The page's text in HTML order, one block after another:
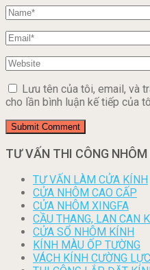
Lưu tên của tôi, email, và
cho lần bình luận kế tiếp của
TƯ VẤN THI CÔNG NHÔM
TƯ VẤN LÀM CỬA KÍNH
CỬA NHÔM CAO CẤP
CỬA NHÔM XINGFA
CẦU THANG, LAN CAN
CỬA SỔ NHÔM KÍNH
KÍNH MÀU ỐP TƯỜNG
VÁCH KÍNH CƯỜNG LỰC